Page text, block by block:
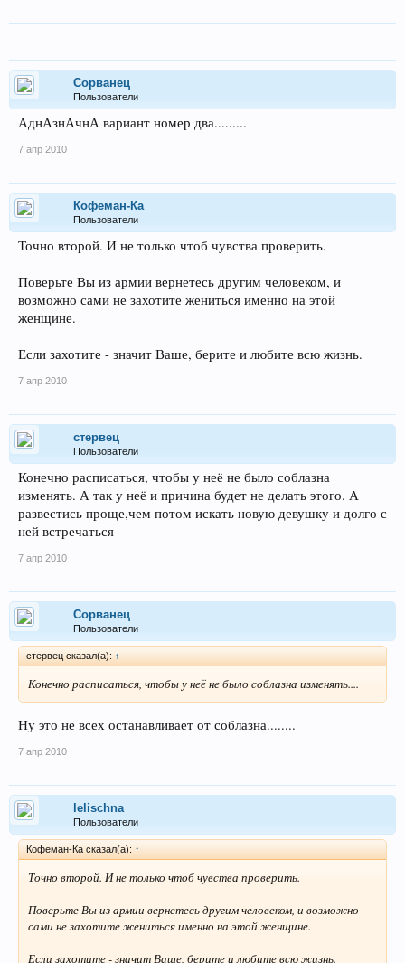
Сорванец
Пользователи
АднАзнАчнА вариант номер два.........
7 апр 2010
Кофеман-Ка
Пользователи
Точно второй. И не только чтоб чувства проверить.
Поверьте Вы из армии вернетесь другим человеком, и
возможно сами не захотите жениться именно на этой
женщине.
Если захотите - значит Ваше, берите и любите всю жизнь.
7 апр 2010
стервец
Пользователи
Конечно расписаться, чтобы у неё не было соблазна
изменять. А так у неё и причина будет не делать этого. А
развестись проще,чем потом искать новую девушку и долго с
ней встречаться
7 апр 2010
Сорванец
Пользователи
стервец сказал(а): ↑
Конечно расписаться, чтобы у неё не было соблазна изменять....
Ну это не всех останавливает от соблазна........
7 апр 2010
lelischna
Пользователи
Кофеман-Ка сказал(а): ↑
Точно второй. И не только чтоб чувства проверить.
Поверьте Вы из армии вернетесь другим человеком, и возможно
сами не захотите жениться именно на этой женщине.
Если захотите - значит Ваше, берите и любите всю жизнь.